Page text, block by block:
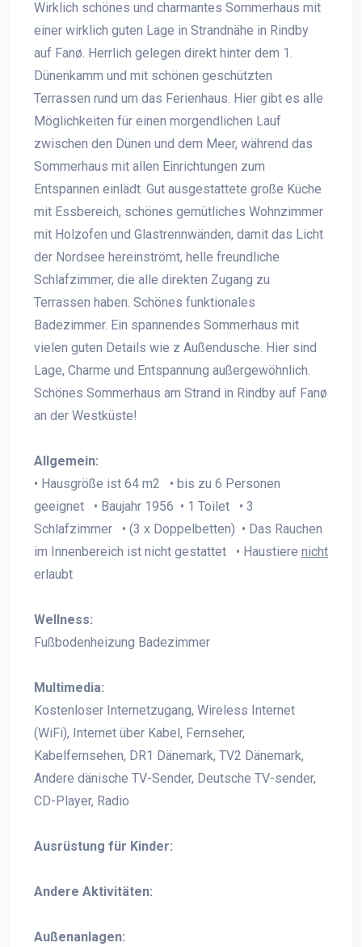
Wirklich schönes und charmantes Sommerhaus mit
einer wirklich guten Lage in Strandnähe in Rindby
auf Fanø. Herrlich gelegen direkt hinter dem 1.
Dünenkamm und mit schönen geschützten
Terrassen rund um das Ferienhaus. Hier gibt es alle
Möglichkeiten für einen morgendlichen Lauf
zwischen den Dünen und dem Meer, während das
Sommerhaus mit allen Einrichtungen zum
Entspannen einlädt. Gut ausgestattete große Küche
mit Essbereich, schönes gemütliches Wohnzimmer
mit Holzofen und Glastrennwänden, damit das Licht
der Nordsee hereinströmt, helle freundliche
Schlafzimmer, die alle direkten Zugang zu
Terrassen haben. Schönes funktionales
Badezimmer. Ein spannendes Sommerhaus mit
vielen guten Details wie z Außendusche. Hier sind
Lage, Charme und Entspannung außergewöhnlich.
Schönes Sommerhaus am Strand in Rindby auf Fanø
an der Westküste!
Allgemein:
• Hausgröße ist 64 m2 • bis zu 6 Personen
geeignet • Baujahr 1956 • 1 Toilet • 3
Schlafzimmer • (3 x Doppelbetten) • Das Rauchen
im Innenbereich ist nicht gestattet • Haustiere nicht
erlaubt
Wellness:
Fußbodenheizung Badezimmer
Multimedia:
Kostenloser Internetzugang, Wireless Internet
(WiFi), Internet über Kabel, Fernseher,
Kabelfernsehen, DR1 Dänemark, TV2 Dänemark,
Andere dänische TV-Sender, Deutsche TV-sender,
CD-Player, Radio
Ausrüstung für Kinder:
Andere Aktivitäten:
Außenanlagen: